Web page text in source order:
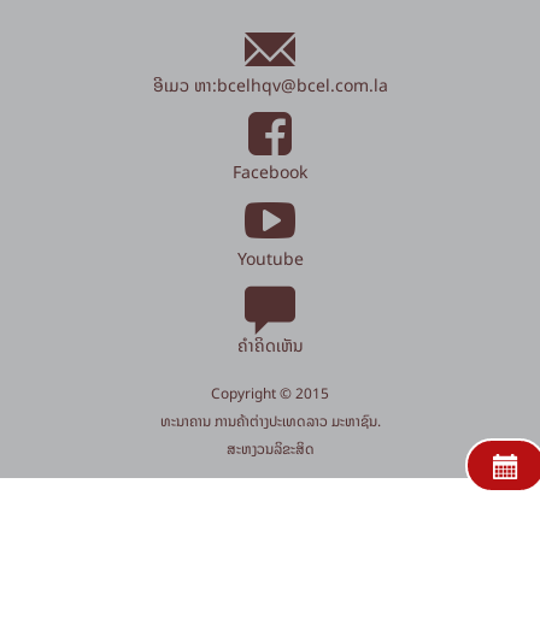
ອີເມວ ຫາ:bcelhqv@bcel.com.la
Facebook
Youtube
ຄຳຄິດເຫັນ
Copyright © 2015
​ທະນາຄານ ການຄ້າຕ່າງປະເທດລາວ ມະຫາຊົນ.
​ສະ​ຫງວນ​ລິ​ຂະ​ສິດ